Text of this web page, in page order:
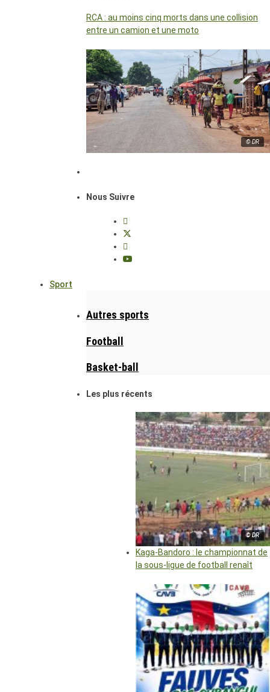
RCA : au moins cinq morts dans une collision
entre un camion et une moto
© DR
Nous Suivre
Sport
Autres sports
Football
Basket-ball
Les plus récents
© DR
Kaga-Bandoro : le championnat de
la sous-ligue de football renaît